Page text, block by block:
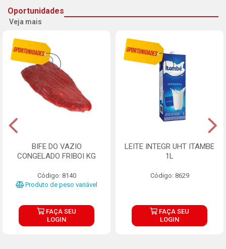
Oportunidades
Veja mais
BIFE DO VAZIO
CONGELADO FRIBOI KG
Código: 8140
Produto de peso variável
FAÇA SEU
LOGIN
LEITE INTEGR UHT ITAMBE
1L
Código: 8629
FAÇA SEU
LOGIN